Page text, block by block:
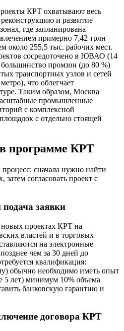
КРТ охватывают весь
и развитие
где запланирована
примерно 7,42 трлн
около 255,5 тыс. рабочих мест.
сосредоточено в ЮВАО (14
промзон (до 80 %)
транспортных узлов и сетей
что облегчает
Таким образом, Москва
промышленные
с комплексной
с отдельно стоящей
программе КРТ
сначала нужно найти
затем согласовать проект с
заявки
проектах КРТ на
властей и в торговых
на электронные
чем за 30 дней до
квалификация:
обычно необходимо иметь опыт
5 лет) минимум 10% объема
банковскую гарантию и
договора КРТ